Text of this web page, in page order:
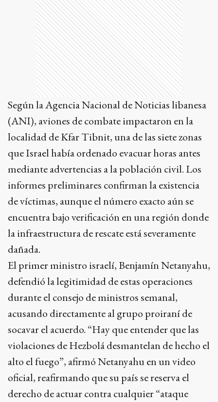
Según la Agencia Nacional de Noticias libanesa
(ANI), aviones de combate impactaron en la
localidad de Kfar Tibnit, una de las siete zonas
que Israel había ordenado evacuar horas antes
mediante advertencias a la población civil. Los
informes preliminares confirman la existencia
de víctimas, aunque el número exacto aún se
encuentra bajo verificación en una región donde
la infraestructura de rescate está severamente
dañada.
El primer ministro israelí, Benjamín Netanyahu,
defendió la legitimidad de estas operaciones
durante el consejo de ministros semanal,
acusando directamente al grupo proiraní de
socavar el acuerdo. “Hay que entender que las
violaciones de Hezbolá desmantelan de hecho el
alto el fuego”, afirmó Netanyahu en un video
oficial, reafirmando que su país se reserva el
derecho de actuar contra cualquier “ataque